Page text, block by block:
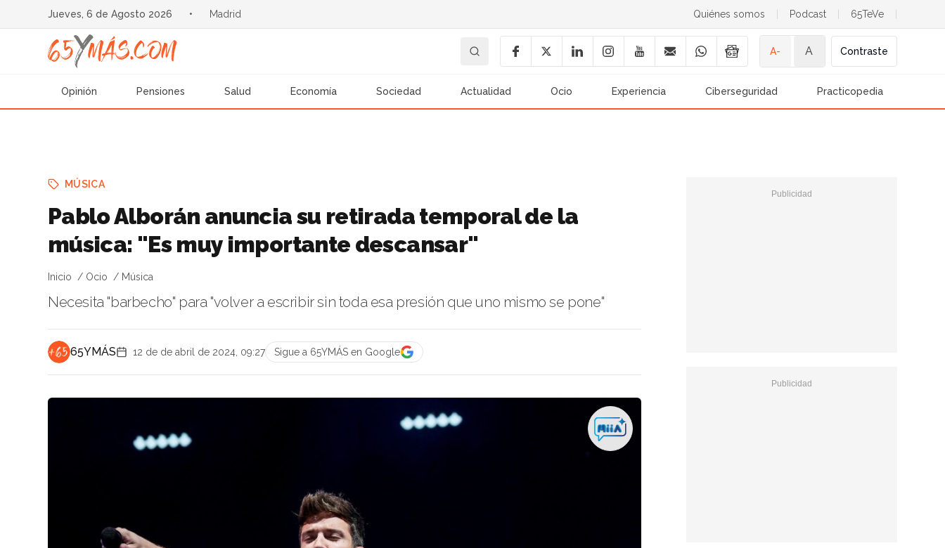
Jueves, 6 de Agosto 2026 • Madrid Quiénes somos Podcast 65TeVe
A- A Contraste
Opinión Pensiones Salud Economía Sociedad Actualidad Ocio Experiencia Ciberseguridad Practicopedia
MÚSICA
Pablo Alborán anuncia su retirada temporal de la
música: "Es muy importante descansar"
Inicio Ocio Música
Necesita "barbecho" para "volver a escribir sin toda esa presión que uno mismo se pone"
65YMÁS 12 de de abril de 2024, 09:27 Sigue a 65YMÁS en Google